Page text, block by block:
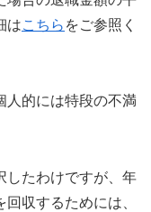
はこちら をご参照く
人的には特段の不満
したわけですが、年
収するためには、